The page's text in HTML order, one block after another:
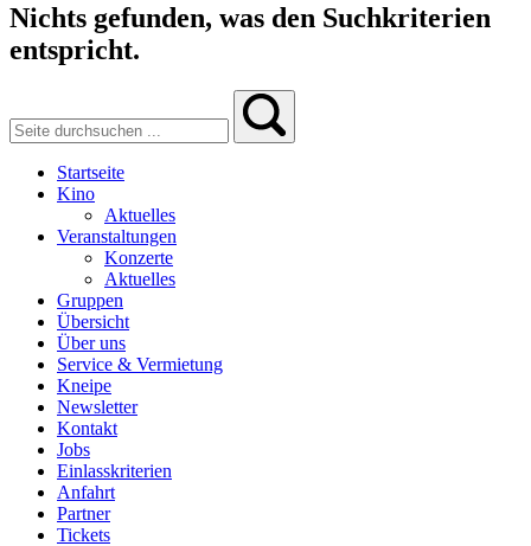
Nichts gefunden, was den Suchkriterien
entspricht.
Startseite
Kino
Aktuelles
Veranstaltungen
Konzerte
Aktuelles
Gruppen
Übersicht
Über uns
Service & Vermietung
Kneipe
Newsletter
Kontakt
Jobs
Einlasskriterien
Anfahrt
Partner
Tickets